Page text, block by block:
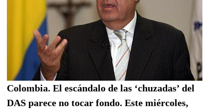
Colombia. El escándalo de las ‘chuzadas’ del
DAS parece no tocar fondo. Este miércoles,